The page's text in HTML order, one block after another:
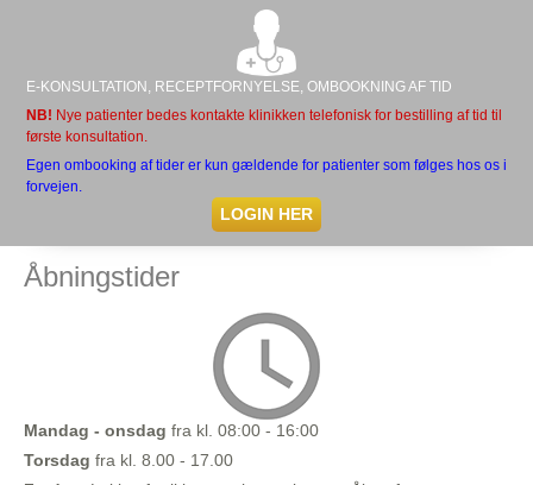
E-KONSULTATION, RECEPTFORNYELSE, OMBOOKNING AF TID
NB! Nye patienter bedes kontakte klinikken telefonisk for bestilling af tid til
første konsultation.
Egen ombooking af tider er kun gældende for patienter som følges hos os i
forvejen.
LOGIN HER
Åbningstider
Mandag - onsdag fra kl. 08:00 - 16:00
Torsdag fra kl. 8.00 - 17.00